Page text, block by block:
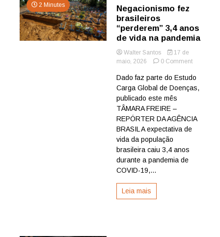
2 Minutes
Negacionismo fez
brasileiros
“perderem” 3,4 anos
de vida na pandemia
Walter Santos
17 de
maio, 2026
0 Commenton
fez
brasileiros
de
vida
Dado faz parte do Estudo
Carga Global de Doenças,
publicado este mês
TÂMARA FREIRE –
REPÓRTER DA AGÊNCIA
BRASIL A expectativa de
vida da população
brasileira caiu 3,4 anos
durante a pandemia de
COVID-19,...
Leia mais